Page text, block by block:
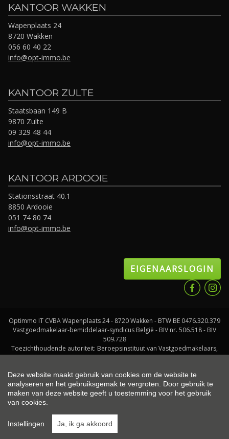
KANTOOR WAKKEN
Wapenplaats 24
8720 Wakken
056 60 40 22
info@opt-immo.be
KANTOOR ZULTE
Staatsbaan 149 B
9870 Zulte
09 329 48 44
info@opt-immo.be
KANTOOR ARDOOIE
Stationsstraat 40.1
8850 Ardooie
051 74 80 74
info@opt-immo.be
EIGENAARSLOGIN
Optimmo IT CVBA Wapenplaats 24 - 8720 Wakken - BTW BE 0476.320.379
Vastgoedmakelaar-bemiddelaar-syndicus België - BIV nr. 506.518 - BIV
509.728
Toezichthoudende autoriteit: Beroepsinstituut van Vastgoedmakelaars,
Luxemburgstraat 16 B te 1000 Brussel
borgstelling via NV AXA Belgium (polisnr. 730.390.160)
Cookie policy
Deze website maakt gebruik van cookies om de website te
analyseren en het gebruiksgemak te vergroten. Door gebruik te
maken van deze website geeft u toestemming voor het gebruik
van cookies.
Instellingen Ja, ik ga akkoord